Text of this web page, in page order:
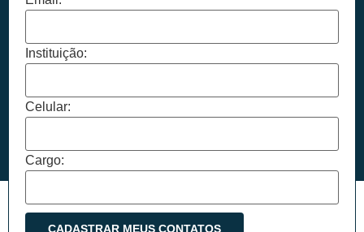
Instituição:
Celular:
Cargo: